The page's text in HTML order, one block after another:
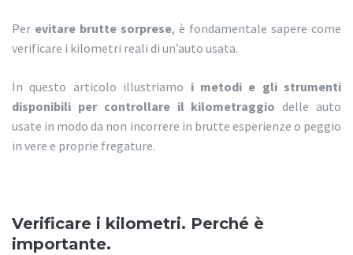
Per evitare brutte sorprese, è fondamentale sapere come
verificare i kilometri reali di un’auto usata.
In questo articolo illustriamo i metodi e gli strumenti
disponibili per controllare il kilometraggio delle auto
usate in modo da non incorrere in brutte esperienze o peggio
in vere e proprie fregature.
Verificare i kilometri. Perché è
importante.